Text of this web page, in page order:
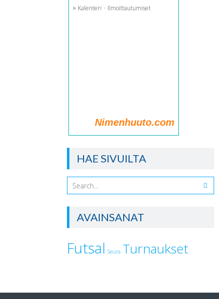
» Kalenteri · Ilmoittautumiset
Nimenhuuto.com
HAE SIVUILTA
AVAINSANAT
Futsal Seura Turnaukset